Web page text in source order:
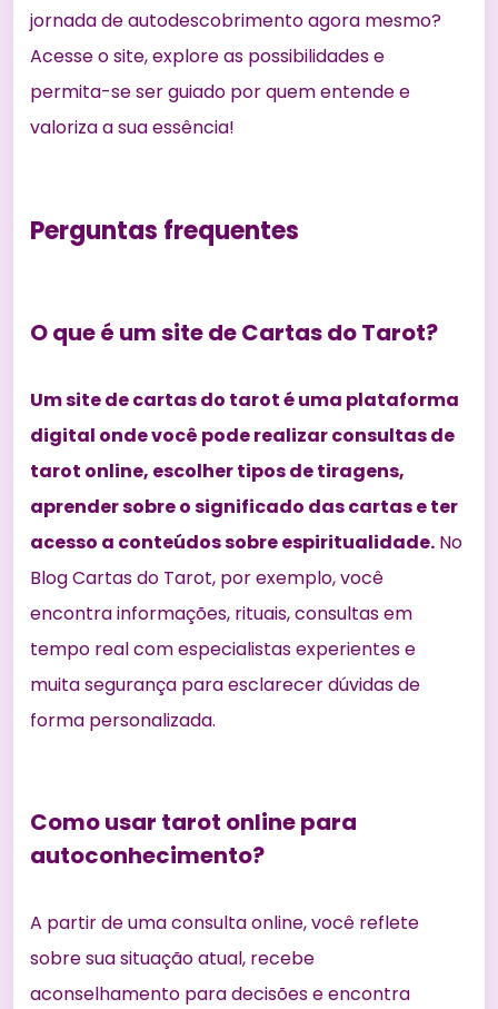
jornada de autodescobrimento agora mesmo?
Acesse o site, explore as possibilidades e
permita-se ser guiado por quem entende e
valoriza a sua essência!
Perguntas frequentes
O que é um site de Cartas do Tarot?
Um site de cartas do tarot é uma plataforma
digital onde você pode realizar consultas de
tarot online, escolher tipos de tiragens,
aprender sobre o significado das cartas e ter
acesso a conteúdos sobre espiritualidade. No
Blog Cartas do Tarot, por exemplo, você
encontra informações, rituais, consultas em
tempo real com especialistas experientes e
muita segurança para esclarecer dúvidas de
forma personalizada.
Como usar tarot online para
autoconhecimento?
A partir de uma consulta online, você reflete
sobre sua situação atual, recebe
aconselhamento para decisões e encontra